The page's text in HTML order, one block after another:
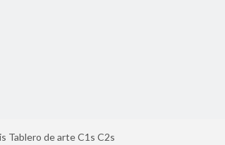
Tablero de arte C1s C2s